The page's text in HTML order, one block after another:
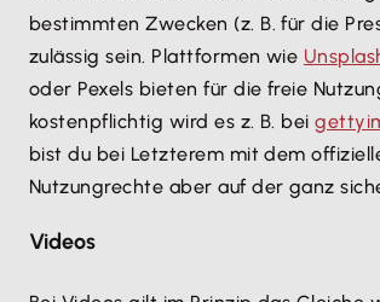
bestimmten Zwecken (z. B. für die
zulässig sein. Plattformen wie
oder Pexels bieten für die freie
kostenpflichtig wird es z. B. bei
bist du bei Letzterem mit dem
Nutzungrechte aber auf der ganz
Videos